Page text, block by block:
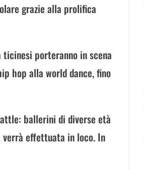
grazie alla prolifica
porteranno in scena
hop alla world dance, fino
ballerini di diverse età
verrà effettuata in loco. In